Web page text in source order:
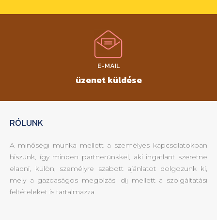
E-MAIL
üzenet küldése
RÓLUNK
A minőségi munka mellett a személyes kapcsolatokban
hiszünk, így minden partnerünkkel, aki ingatlant szeretne
eladni, külön, személyre szabott ajánlatot dolgozunk ki,
mely a gazdaságos megbízási díj mellett a szolgáltatási
feltételeket is tartalmazza.